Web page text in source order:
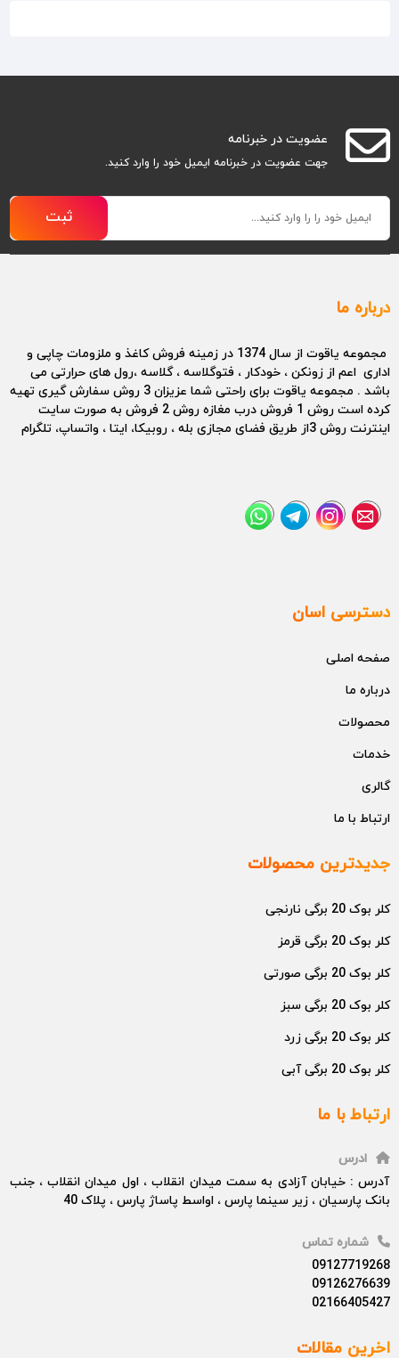
عضویت در خبرنامه
جهت عضویت در خبرنامه ایمیل خود را وارد کنید.
ثبت
درباره ما
مجموعه یاقوت از سال 1374 در زمینه فروش کاغذ و ملزومات چاپی و
اداری اعم از زونکن ، خودکار ، فتوگلاسه ، گلاسه ،رول های حرارتی می
باشد . مجموعه یاقوت برای راحتی شما عزیزان 3 روش سفارش گیری تهیه
کرده است روش 1 فروش درب مغازه روش 2 فروش به صورت سایت
اینترنت روش 3از طریق فضای مجازی بله ، روبیکا، ایتا ، واتساپ، تلگرام
دسترسی اسان
صفحه اصلی
درباره ما
محصولات
خدمات
گالری
ارتباط با ما
جدیدترین محصولات
کلر بوک 20 برگی نارنجی
کلر بوک 20 برگی قرمز
کلر بوک 20 برگی صورتی
کلر بوک 20 برگی سبز
کلر بوک 20 برگی زرد
کلر بوک 20 برگی آبی
ارتباط با ما
ادرس
آدرس : خیابان آزادی به سمت میدان انقلاب ، اول میدان انقلاب ، جنب
بانک پارسیان ، زیر سینما پارس ، اواسط پاساژ پارس ، پلاک 40
شماره تماس
09127719268
09126276639
02166405427
اخرین مقالات